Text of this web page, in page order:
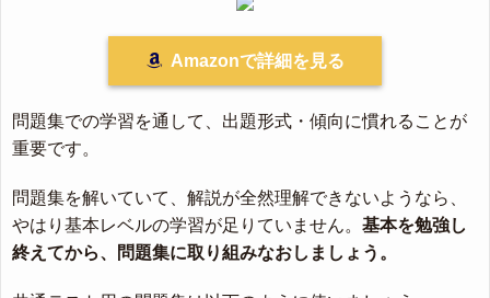
Amazonで詳細を見る
問題集での学習を通して、出題形式・傾向に慣れることが
重要です。
問題集を解いていて、解説が全然理解できないようなら、
やはり基本レベルの学習が足りていません。 基本を勉強し
終えてから、問題集に取り組みなおしましょう。